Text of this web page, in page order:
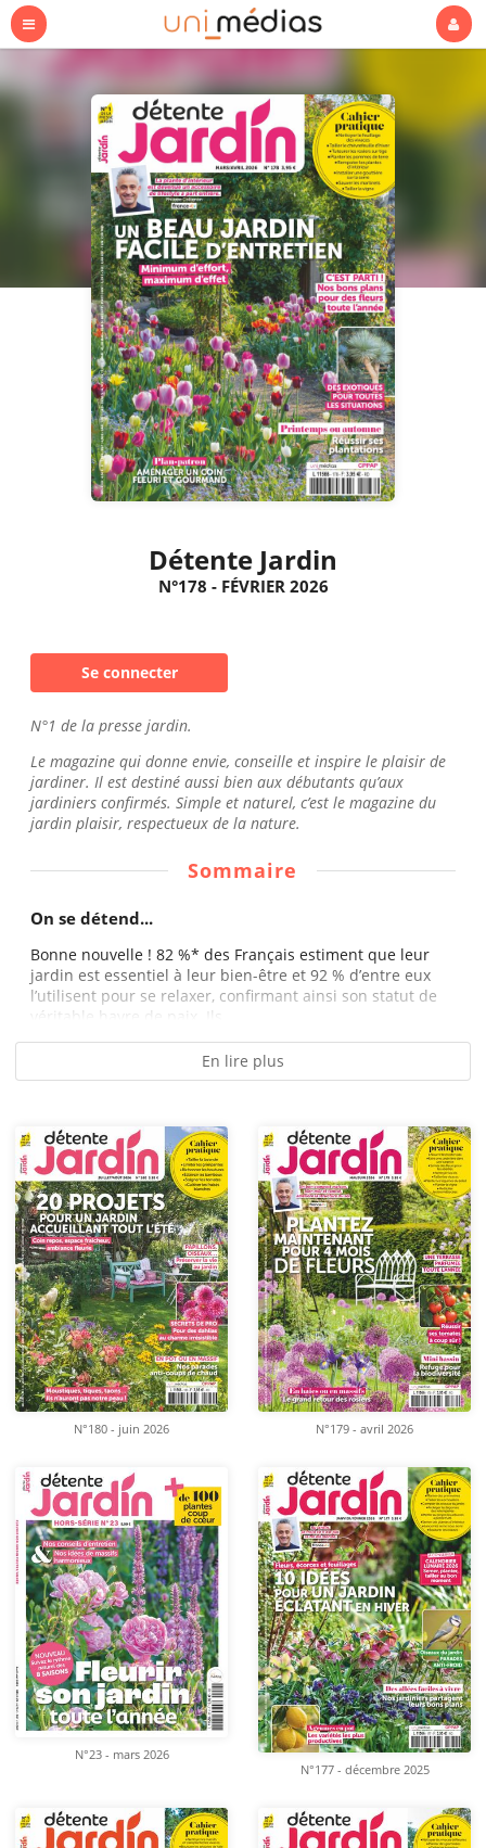
Détente Jardin
N°178 - FÉVRIER 2026
Se connecter
N°1 de la presse jardin.
Le magazine qui donne envie, conseille et inspire le plaisir de
jardiner. Il est destiné aussi bien aux débutants qu’aux
jardiniers confirmés. Simple et naturel, c’est le magazine du
jardin plaisir, respectueux de la nature.
Sommaire
On se détend...
Bonne nouvelle ! 82 %* des Français estiment que leur
jardin est essentiel à leur bien-être et 92 % d’entre eux
l’utilisent pour se relaxer, confirmant ainsi son statut de
véritable havre de paix. Ils...
En lire plus
N°180 - juin 2026 N°179 - avril 2026
N°23 - mars 2026
N°177 - décembre 2025